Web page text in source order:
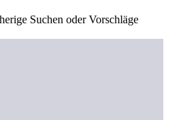
Suchen oder Vorschläge